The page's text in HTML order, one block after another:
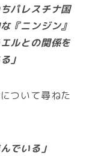
パレスチナ国
『ニンジン』
ルとの関係を
」
ついて尋ねた
でいる」